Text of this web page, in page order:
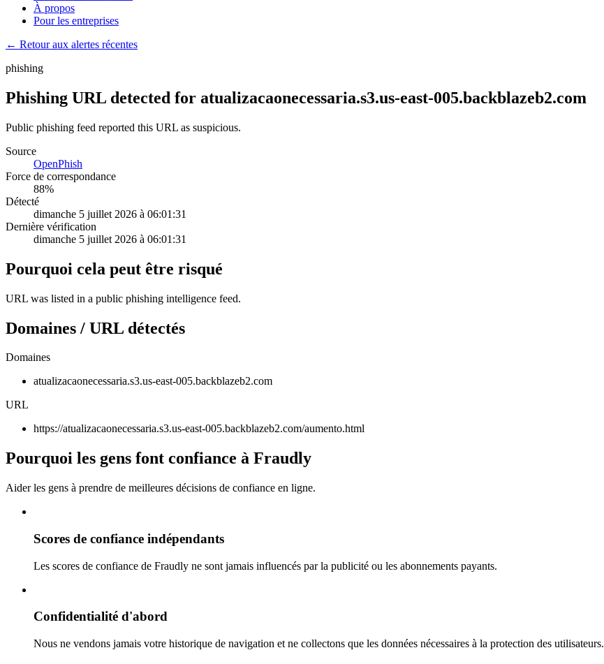
À propos
Pour les entreprises
← Retour aux alertes récentes
phishing
Phishing URL detected for atualizacaonecessaria.s3.us-east-005.backblazeb2.com
Public phishing feed reported this URL as suspicious.
Source
OpenPhish
Force de correspondance
88%
Détecté
dimanche 5 juillet 2026 à 06:01:31
Dernière vérification
dimanche 5 juillet 2026 à 06:01:31
Pourquoi cela peut être risqué
URL was listed in a public phishing intelligence feed.
Domaines / URL détectés
Domaines
atualizacaonecessaria.s3.us-east-005.backblazeb2.com
URL
https://atualizacaonecessaria.s3.us-east-005.backblazeb2.com/aumento.html
Pourquoi les gens font confiance à Fraudly
Aider les gens à prendre de meilleures décisions de confiance en ligne.
Scores de confiance indépendants
Les scores de confiance de Fraudly ne sont jamais influencés par la publicité ou les abonnements payants.
Confidentialité d'abord
Nous ne vendons jamais votre historique de navigation et ne collectons que les données nécessaires à la protection des utilisateurs.